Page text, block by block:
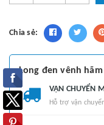
Chia sẻ:
Long đen vênh
VẬN CHUYỂN
Hỗ trợ vận